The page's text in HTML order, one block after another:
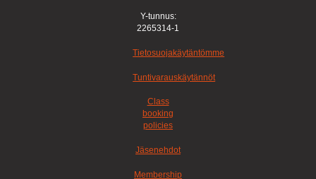
Y-tunnus:
2265314-1
Tietosuojakäytäntömme
Tuntivarauskäytännöt
Class
booking
policies
Jäsenehdot
Membership